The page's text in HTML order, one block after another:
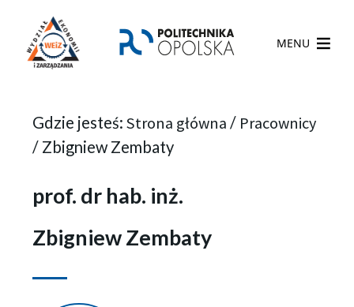
MENU
Gdzie jesteś: Strona główna / Pracownicy
/ Zbigniew Zembaty
prof. dr hab. inż.
Zbigniew Zembaty